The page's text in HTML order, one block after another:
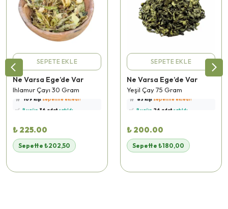
SEPETE EKLE
Ne Varsa Ege’de Var
Ihlamur Çayı 30 Gram
⭐️ Bu ürünü540 kişifavoriledi!
🛒 109 kişisepetine ekledi!
₺ 225.00
Sepette ₺202,50
SEPETE EKLE
Ne Varsa Ege’de Var
Yeşil Çay 75 Gram
⭐️ Bu ürünü244 kişifavoriledi!
🛒 83 kişisepetine ekledi!
₺ 200.00
Sepette ₺180,00